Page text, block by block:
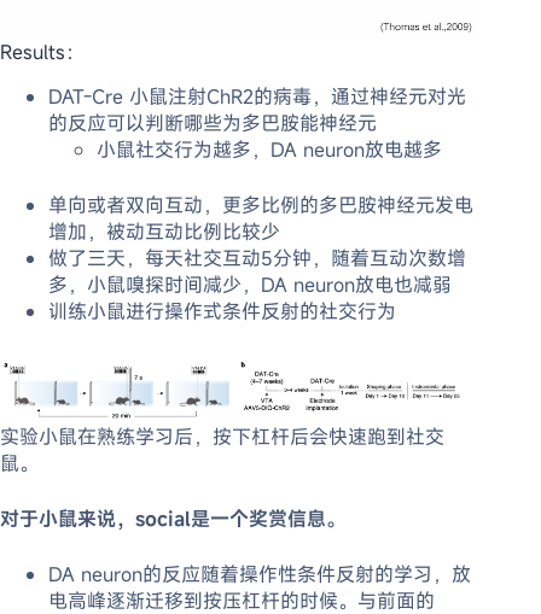
Results：
DAT-Cre 小鼠注射ChR2的病毒，通过神经元对光
的反应可以判断哪些为多巴胺能神经元
小鼠社交行为越多，DA neuron放电越多
单向或者双向互动，更多比例的多巴胺神经元发电
增加，被动互动比例比较少
做了三天，每天社交互动5分钟，随着互动次数增
多，小鼠嗅探时间减少，DA neuron放电也减弱
训练小鼠进行操作式条件反射的社交行为
实验小鼠在熟练学习后，按下杠杆后会快速跑到社交
鼠。
对于小鼠来说，social是一个奖赏信息。
DA neuron的反应随着操作性条件反射的学习，放
电高峰逐渐迁移到按压杠杆的时候。与前面的